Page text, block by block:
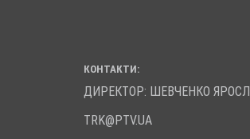
КОНТАКТИ:
ДИРЕКТОР: ШЕВЧЕНКО
TRK@PTV.UA